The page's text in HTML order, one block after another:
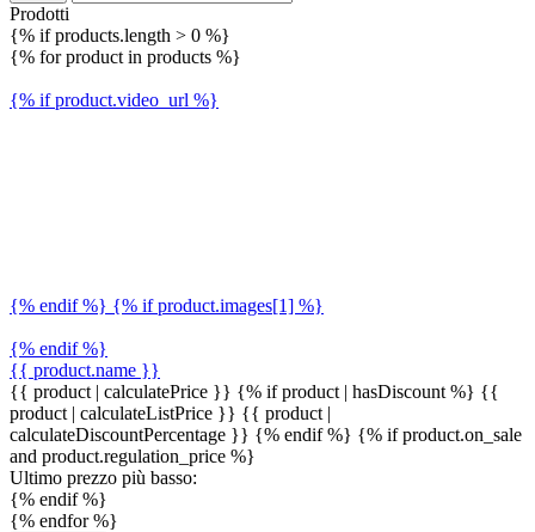
Prodotti
{% if products.length > 0 %}
{% for product in products %}
{% if product.video_url %}
{% endif %} {% if product.images[1] %}
{% endif %}
{{ product.name }}
{{ product | calculatePrice }} {% if product | hasDiscount %} {{
product | calculateListPrice }} {{ product |
calculateDiscountPercentage }} {% endif %} {% if product.on_sale
and product.regulation_price %}
Ultimo prezzo più basso:
{% endif %}
{% endfor %}